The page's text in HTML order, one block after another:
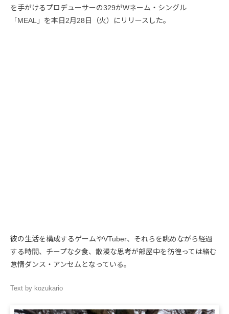
を手がけるプロデューサーの329がWネーム・シングル
「MEAL」を本日2月28日（火）にリリースした。
彼の生活を構成するゲームやVTuber、それらを眺めながら経過
する時間、チープな夕食、散漫な思考が部屋中を彷徨っては絡む
怠惰ダンス・アンセムとなっている。
Text by kozukario